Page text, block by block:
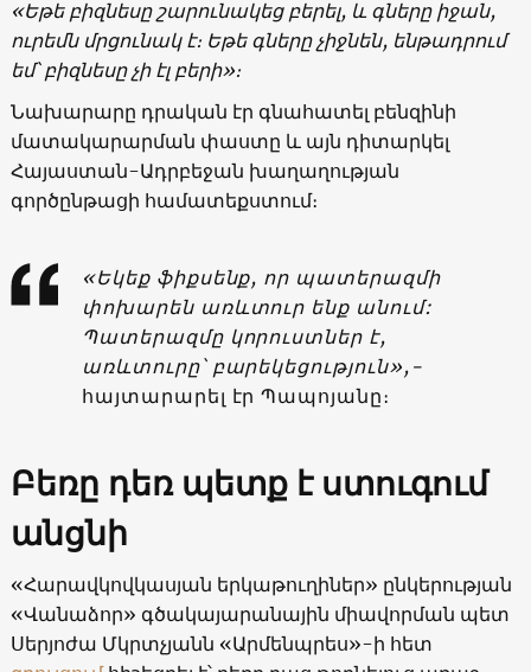
«Եթե բիզնեսը շարունակեց բերել, և գները իջան,
ուրեմն մրցունակ է։ Եթե գները չիջնեն, ենթադրում
եմ՝ բիզնեսը չի էլ բերի»։
Նախարարը դրական էր գնահատել բենզինի
մատակարարման փաստը և այն դիտարկել
Հայաստան-Ադրբեջան խաղաղության
գործընթացի համատեքստում։
«Եկեք ֆիքսենք, որ պատերազմի
փոխարեն առևտուր ենք անում:
Պատերազմը կորուստներ է,
առևտուրը՝ բարեկեցություն»,-
հայտարարել էր Պապոյանը։
Բեռը դեռ պետք է ստուգում
անցնի
«Հարավկովկասյան երկաթուղիներ» ընկերության
«Վանաձոր» գծակայարանային միավորման պետ
Սերյոժա Մկրտչյանն «Արմենպրես»-ի հետ